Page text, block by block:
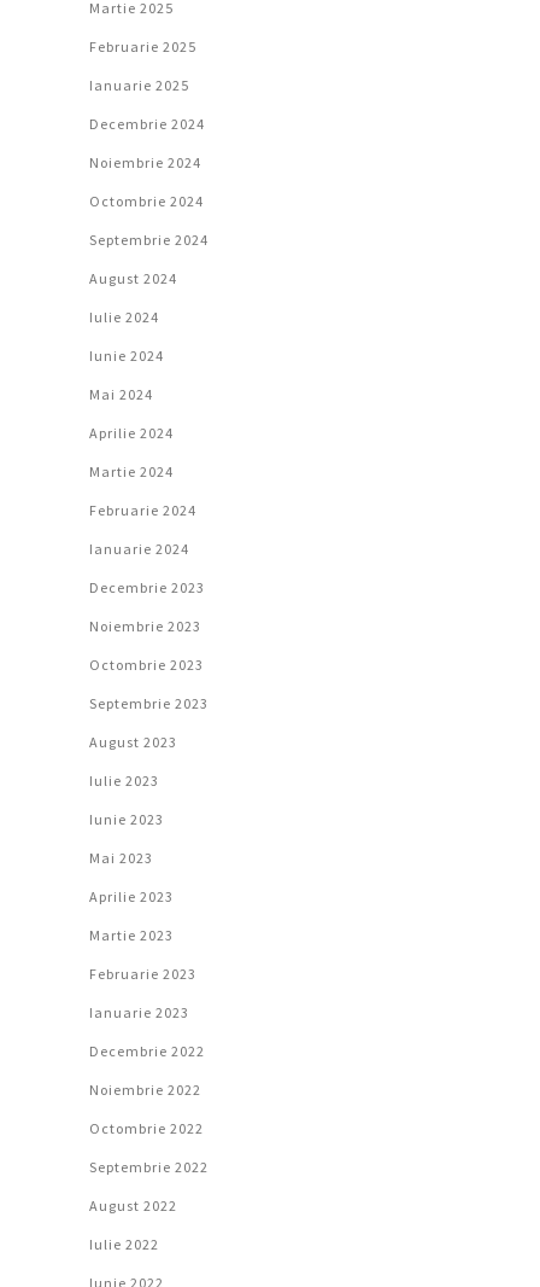
Martie 2025
Februarie 2025
Ianuarie 2025
Decembrie 2024
Noiembrie 2024
Octombrie 2024
Septembrie 2024
August 2024
Iulie 2024
Iunie 2024
Mai 2024
Aprilie 2024
Martie 2024
Februarie 2024
Ianuarie 2024
Decembrie 2023
Noiembrie 2023
Octombrie 2023
Septembrie 2023
August 2023
Iulie 2023
Iunie 2023
Mai 2023
Aprilie 2023
Martie 2023
Februarie 2023
Ianuarie 2023
Decembrie 2022
Noiembrie 2022
Octombrie 2022
Septembrie 2022
August 2022
Iulie 2022
Iunie 2022